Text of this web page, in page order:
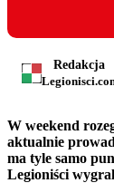
Redakcja
W weekend
aktualnie
ma tyle samo
Legioniści